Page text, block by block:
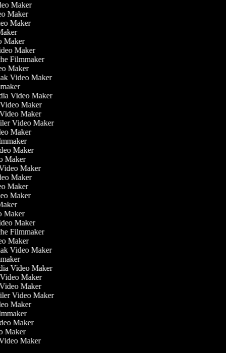
Maker
Maker
Maker
Maker
Maker
Filmmaker
Maker
Video Maker
Video Maker
Video Maker
Video Maker
Video Maker
Maker
Maker
Maker
Maker
Maker
Maker
Maker
Maker
Maker
Filmmaker
Maker
Video Maker
Video Maker
Video Maker
Video Maker
Video Maker
Maker
Maker
Maker
Maker